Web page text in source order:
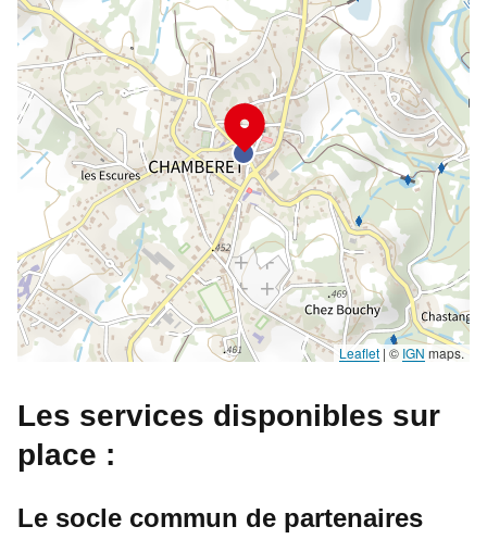
Leaflet | © IGN maps.
Les services disponibles sur
place :
Le socle commun de partenaires